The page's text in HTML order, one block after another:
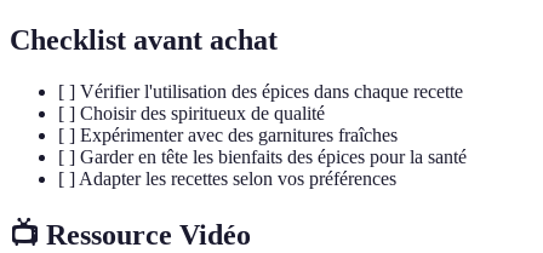
Checklist avant achat
[ ] Vérifier l'utilisation des épices dans chaque recette
[ ] Choisir des spiritueux de qualité
[ ] Expérimenter avec des garnitures fraîches
[ ] Garder en tête les bienfaits des épices pour la santé
[ ] Adapter les recettes selon vos préférences
📺 Ressource Vidéo